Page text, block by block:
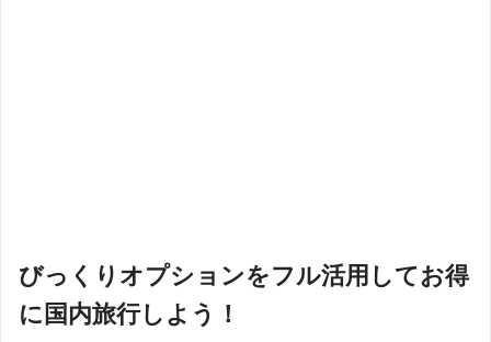
びっくりオプションをフル活用してお得
に国内旅行しよう！